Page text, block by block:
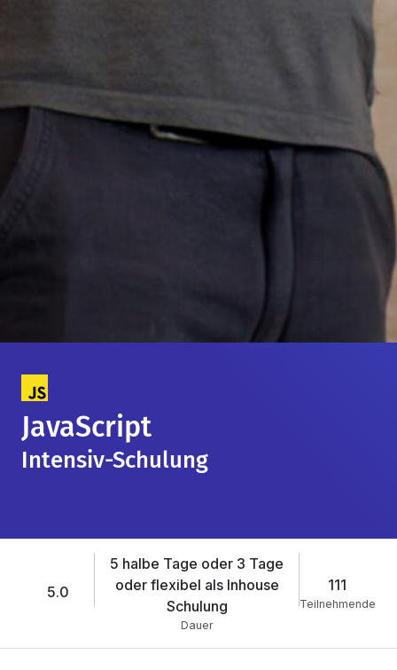
JavaScript
Intensiv-Schulung
5.0
5 halbe Tage oder 3 Tage
oder flexibel als Inhouse
Schulung
Dauer
111
Teilnehmende